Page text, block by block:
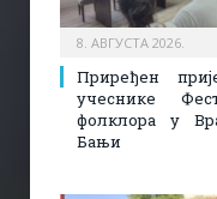
8. АВГУСТА 2026.
Приређен
учеснике
фолклора у
Бањи